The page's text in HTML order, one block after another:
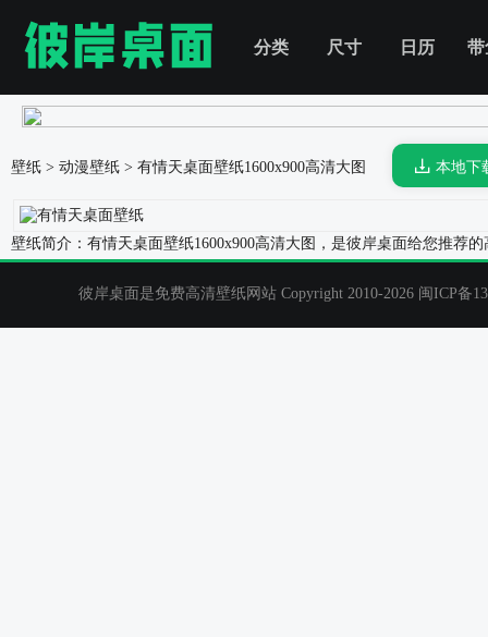
分类 尺寸 日历 带
壁纸 > 动漫壁纸 > 有情天桌面壁纸1600x900高清大图 本地下
壁纸简介：有情天桌面壁纸1600x900高清大图，是彼岸桌面给您推荐
彼岸桌面是免费高清壁纸网站 Copyright 2010-2026 闽ICP备